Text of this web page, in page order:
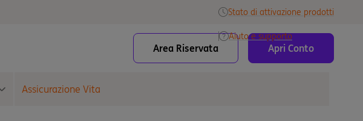
Stato di attivazione prodotti
Aiuto e supporto
Area Riservata Apri Conto
Assicurazione Vita